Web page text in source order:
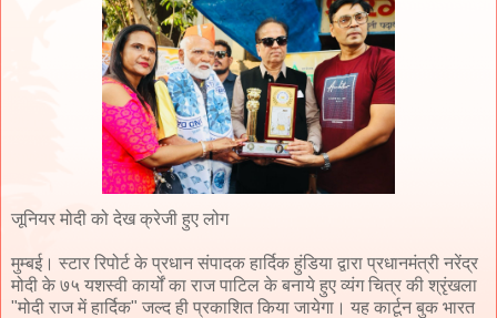
जूनियर मोदी को देख क्रेजी हुए लोग
मुम्बई। स्टार रिपोर्ट के प्रधान संपादक हार्दिक हुंडिया द्वारा प्रधानमंत्री नरेंद्र
मोदी के ७५ यशस्वी कार्यों का राज पाटिल के बनाये हुए व्यंग चित्र की श्रृंखला
"मोदी राज में हार्दिक" जल्द ही प्रकाशित किया जायेगा। यह कार्टून बुक भारत